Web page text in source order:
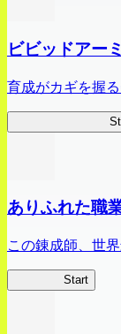
ビビッドアー
育成がカギを握
ありふれた職
この錬成師、世界
Start